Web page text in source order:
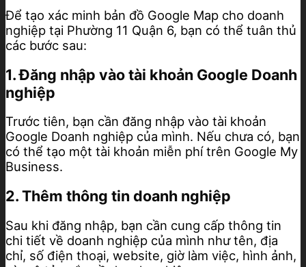
Để tạo xác minh bản đồ Google Map cho doanh
nghiệp tại Phường 11 Quận 6, bạn có thể tuân thủ
các bước sau:
1. Đăng nhập vào tài khoản Google Doanh
nghiệp
Trước tiên, bạn cần đăng nhập vào tài khoản
Google Doanh nghiệp của mình. Nếu chưa có, bạn
có thể tạo một tài khoản miễn phí trên Google My
Business.
2. Thêm thông tin doanh nghiệp
Sau khi đăng nhập, bạn cần cung cấp thông tin
chi tiết về doanh nghiệp của mình như tên, địa
chỉ, số điện thoại, website, giờ làm việc, hình ảnh,